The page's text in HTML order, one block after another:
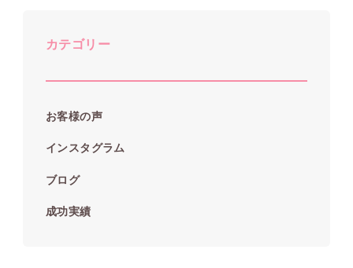
カテゴリー
お客様の声
インスタグラム
ブログ
成功実績